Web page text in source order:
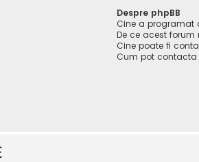
Despre phpBB
Cine a programat
De ce acest
Cine poate fi
Cum pot